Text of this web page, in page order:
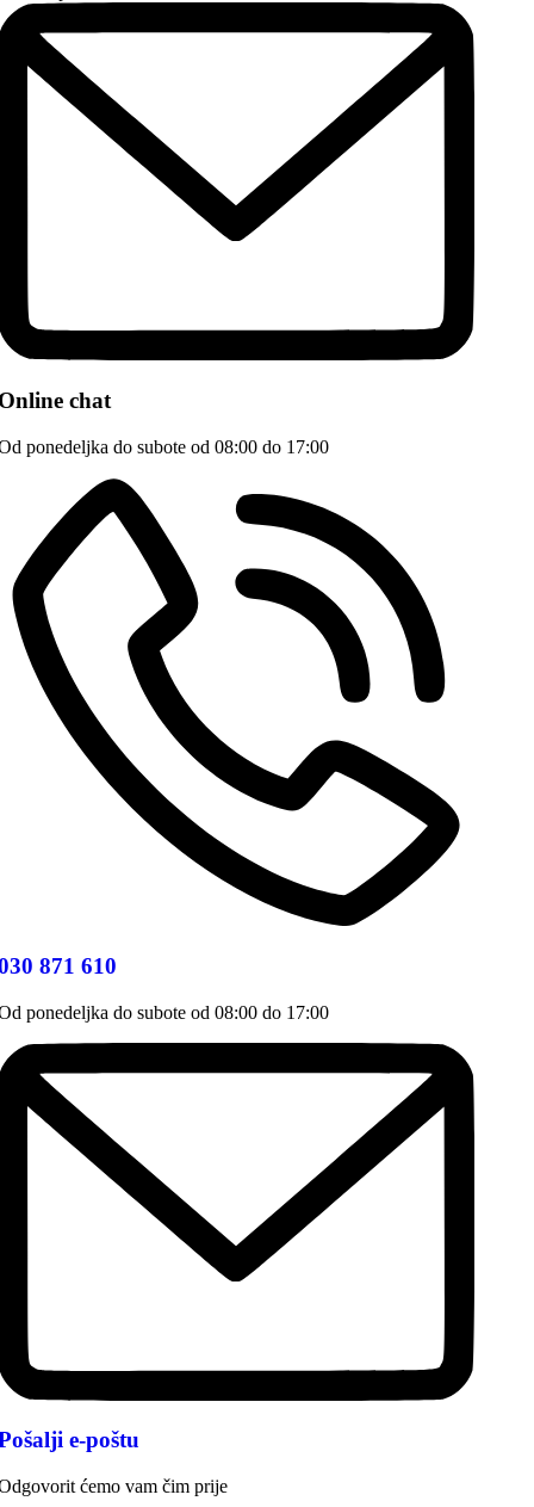
chat
ponedeljka do subote od 08:00 do 17:00
871 610
ponedeljka do subote od 08:00 do 17:00
e-poštu
ćemo vam čim prije